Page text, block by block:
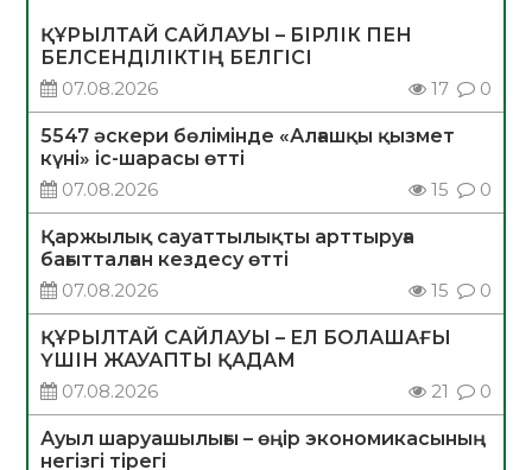
ҚҰРЫЛТАЙ САЙЛАУЫ – БІРЛІК ПЕН
БЕЛСЕНДІЛІКТІҢ БЕЛГІСІ
07.08.2026
17 0
5547 әскери бөлімінде «Алғашқы қызмет
күні» іс-шарасы өтті
07.08.2026
15 0
Қаржылық сауаттылықты арттыруға
бағытталған кездесу өтті
07.08.2026
15 0
ҚҰРЫЛТАЙ САЙЛАУЫ – ЕЛ БОЛАШАҒЫ
ҮШІН ЖАУАПТЫ ҚАДАМ
07.08.2026
21 0
Ауыл шаруашылығы – өңір экономикасының
негізгі тірегі